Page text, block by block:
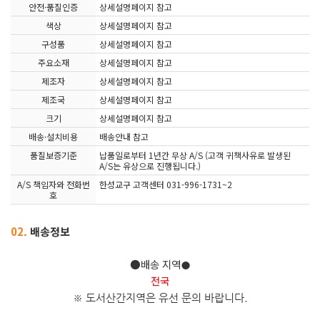
안전·품질인증
상세설명페이지 참고
색상
상세설명페이지 참고
구성품
상세설명페이지 참고
주요소재
상세설명페이지 참고
제조자
상세설명페이지 참고
제조국
상세설명페이지 참고
크기
상세설명페이지 참고
배송·설치비용
배송안내 참고
품질보증기준
납품일로부터 1년간 무상 A/S (고객 귀책사유로 발생된
A/S는 유상으로 진행됩니다.)
A/S 책임자와 전화번
호
한성교구 고객센터 031-996-1731~2
02. 배송정보
●배송 지역●
전국
※ 도서산간지역은 유선 문의 바랍니다.